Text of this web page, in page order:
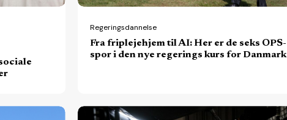
seks
OPS-
spor
regerings
Regeringsdannelse
Fra friplejehjem til AI: Her er de seks OPS-
spor i den nye regerings kurs for Danmark
Kommentar: